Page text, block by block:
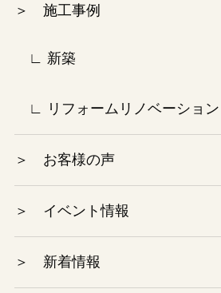
2024年3月
2024年2月
2023年12月
2023年9月
2023年8月
＞ 施工事例
∟ 新築
∟ リフォームリノベーション
＞ お客様の声
＞ イベント情報
＞ 新着情報